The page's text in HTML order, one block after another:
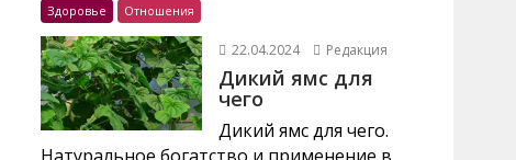
Здоровье Отношения
22.04.2024 Редакция
Дикий ямс для
чего
Дикий ямс для чего.
Натуральное богатство и применение в